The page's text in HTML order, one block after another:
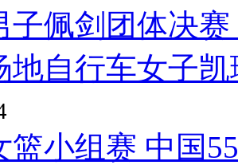
子佩剑团体决
地自行车女子
篮小组赛 中国